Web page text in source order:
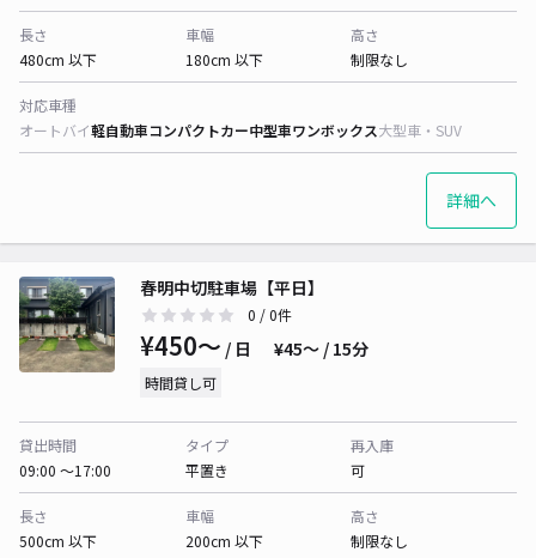
長さ
480cm 以下
車幅
180cm 以下
高さ
制限なし
対応車種
オートバイ軽自動車コンパクトカー中型車ワンボックス大型車・SUV
詳細へ
春明中切駐車場【平日】
0 / 0件
¥450〜 / 日 ¥45〜 / 15分
時間貸し可
貸出時間
09:00 〜17:00
タイプ
平置き
再入庫
可
長さ
500cm 以下
車幅
200cm 以下
高さ
制限なし